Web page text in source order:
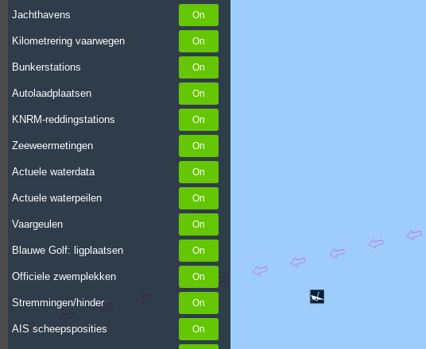
Jachthavens
Kilometrering vaarwegen
Bunkerstations
Autolaadplaatsen
KNRM-reddingstations
Zeeweermetingen
Actuele waterdata
Actuele waterpeilen
Vaargeulen
Blauwe Golf: ligplaatsen
Officiele zwemplekken
Stremmingen/hinder
AIS scheepsposities